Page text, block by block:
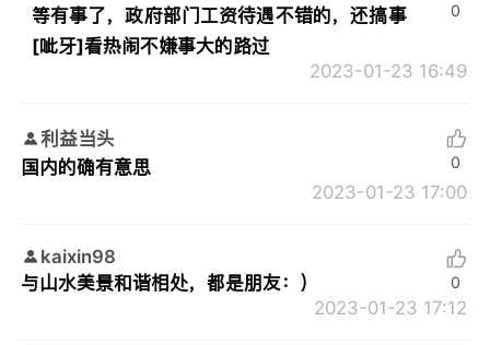
等有事了，政府部门工资待遇不错的，还搞事
[呲牙]看热闹不嫌事大的路过
2023-01-23 16:49
0
利益当头
国内的确有意思
2023-01-23 17:00
0
kaixin98
与山水美景和谐相处，都是朋友：）
2023-01-23 17:12
0